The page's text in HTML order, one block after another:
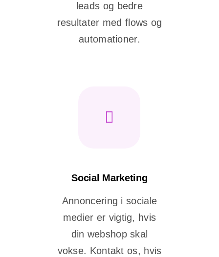
leads og bedre
resultater med flows og
automationer.
Social Marketing
Annoncering i sociale
medier er vigtig, hvis
din webshop skal
vokse. Kontakt os, hvis